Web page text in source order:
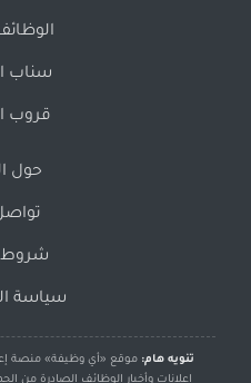
سناب
قروب
حول
شروط
سياسة
تنويه هام: موقع «أي وظيفة» منصة
إعلانات وأخبار الوظائف الصادرة من